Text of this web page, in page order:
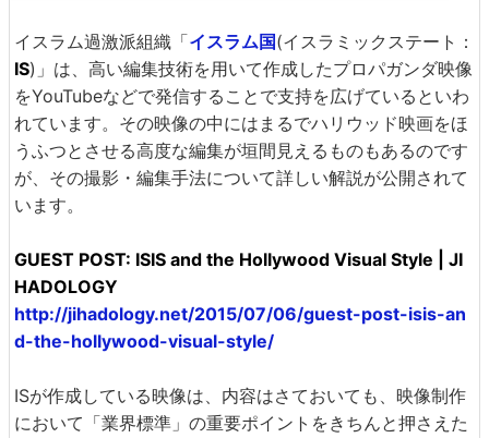
イスラム過激派組織「イスラム国(イスラミックステート：
IS)」は、高い編集技術を用いて作成したプロパガンダ映像
をYouTubeなどで発信することで支持を広げているといわ
れています。その映像の中にはまるでハリウッド映画をほ
うふつとさせる高度な編集が垣間見えるものもあるのです
が、その撮影・編集手法について詳しい解説が公開されて
います。
GUEST POST: ISIS and the Hollywood Visual Style | JI
HADOLOGY
http://jihadology.net/2015/07/06/guest-post-isis-an
d-the-hollywood-visual-style/
ISが作成している映像は、内容はさておいても、映像制作
において「業界標準」の重要ポイントをきちんと押さえた